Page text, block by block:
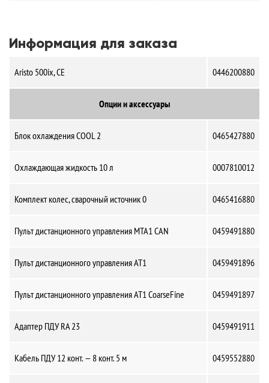
Информация для заказа
Aristo 500ix, CE 0446200880
Опции и аксессуары
Блок охлаждения COOL 2 0465427880
Охлаждающая жидкость 10 л 0007810012
Комплект колес, сварочный источник 0 0465416880
Пульт дистанционного управления MTA1 CAN 0459491880
Пульт дистанционного управления AT1 0459491896
Пульт дистанционного управления AT1 CoarseFine 0459491897
Адаптер ПДУ RA 23 0459491911
Кабель ПДУ 12 конт. — 8 конт. 5 м 0459552880